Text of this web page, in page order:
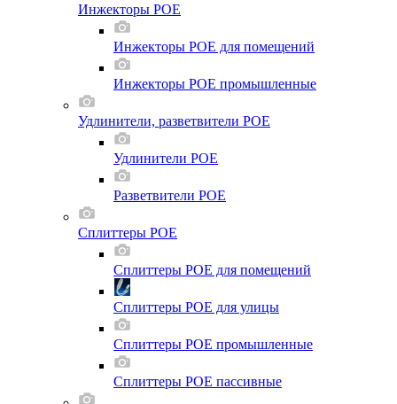
Инжекторы POE
Инжекторы POE для помещений
Инжекторы POE промышленные
Удлинители, разветвители POE
Удлинители POE
Разветвители POE
Сплиттеры POE
Сплиттеры POE для помещений
Сплиттеры POE для улицы
Сплиттеры POE промышленные
Сплиттеры POE пассивные